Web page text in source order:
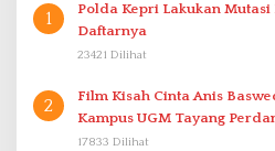
1
Polda Kepri Lakukan Mutasi
Daftarnya
23421 Dilihat
2
Film Kisah Cinta Anis
Kampus UGM Tayang
17833 Dilihat